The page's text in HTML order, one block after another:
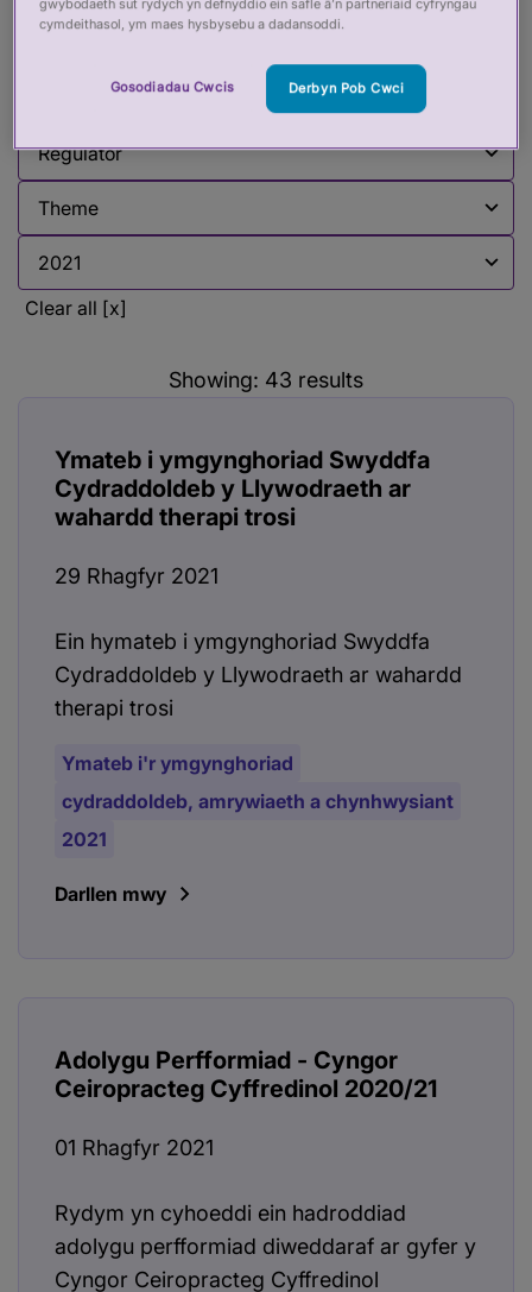
Filter by
Clear all [x]
Showing: 43 results
Ymateb i ymgynghoriad Swyddfa
Cydraddoldeb y Llywodraeth ar
wahardd therapi trosi
29 Rhagfyr 2021
Ein hymateb i ymgynghoriad Swyddfa
Cydraddoldeb y Llywodraeth ar wahardd
therapi trosi
Ymateb i'r ymgynghoriad
cydraddoldeb, amrywiaeth a chynhwysiant
2021
Darllen mwy
Adolygu Perfformiad - Cyngor
Ceiropracteg Cyffredinol 2020/21
01 Rhagfyr 2021
Rydym yn cyhoeddi ein hadroddiad
adolygu perfformiad diweddaraf ar gyfer y
Cyngor Ceiropracteg Cyffredinol
gwybodaeth sut rydych yn defnyddio ein safle â’n partneriaid cyfryngau
cymdeithasol, ym maes hysbysebu a dadansoddi.
Gosodiadau Cwcis Derbyn Pob Cwci